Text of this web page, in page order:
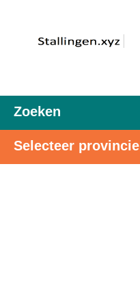
Zoeken
Selecteer provincie